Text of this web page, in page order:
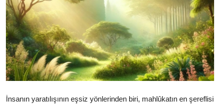
DİNİ MESAJLAR
KISSADAN HİSSE
DİNİ BİLGİLER
İnsanın yaratılışının eşsiz yönlerinden biri, mahlûkatın en şereflisi